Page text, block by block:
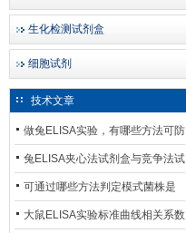
生化检测试剂盒
细胞试剂
技术文章
做兔ELISA实验，有哪些方法可防
止平台效应发生？
兔ELISA夹心法试剂盒与竞争法试
剂盒，适用检测场景存在哪些差
异？
可通过哪些方法判定模式菌株是
否存在杂菌污染？
大鼠ELISA实验标准曲线相关系数